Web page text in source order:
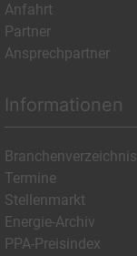
Anfahrt
Partner
Ansprechpartner
Informationen
Branchenverzeichnis
Termine
Stellenmarkt
Energie-Archiv
PPA-Preisindex